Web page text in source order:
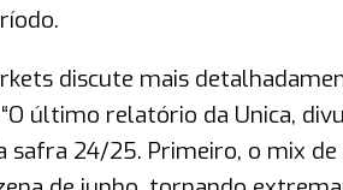
discute mais
último relatório da Unica,
24/25. Primeiro, o mix